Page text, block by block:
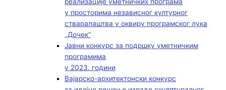
у просторима независног културног
стваралаштва у оквиру програмског лука
„Дочек”
Јавни конкурс за подршку уметничким
програмима
у 2023. години
Вајарско-архитектонски конкурс